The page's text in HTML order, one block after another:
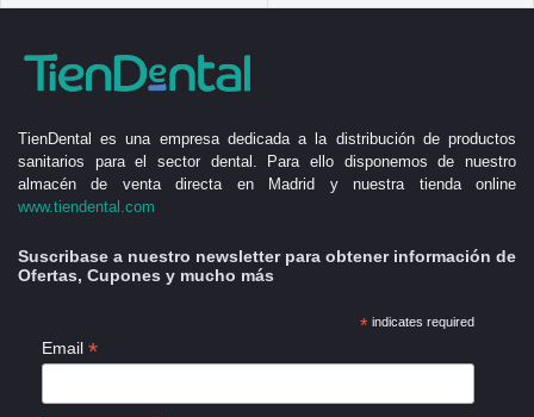
TienDental es una empresa dedicada a la distribución de productos
sanitarios para el sector dental. Para ello disponemos de nuestro
almacén de venta directa en Madrid y nuestra tienda online
www.tiendental.com
Suscribase a nuestro newsletter para obtener información de
Ofertas, Cupones y mucho más
*indicates required
Email *